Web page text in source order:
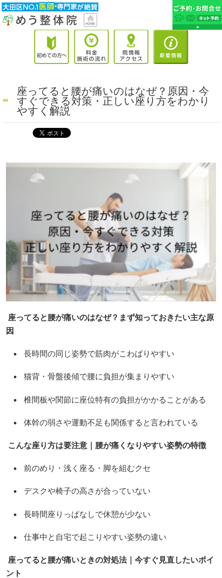
座ってると腰が痛いのはなぜ？原因・今
すぐできる対策・正しい座り方をわかり
やすく解説
座ってると腰が痛いのはなぜ？まず知っておきたい主な原
因
長時間の同じ姿勢で筋肉がこわばりやすい
猫背・骨盤後傾で腰に負担が集まりやすい
椎間板や関節に座位特有の負担がかかることがある
体幹の弱さや運動不足も関係すると言われている
こんな座り方は要注意｜腰が痛くなりやすい姿勢の特徴
前のめり・浅く座る・脚を組むクセ
デスクや椅子の高さが合っていない
長時間座りっぱなしで休憩が少ない
仕事中と自宅で起こりやすい姿勢の違い
座ってると腰が痛いときの対処法｜今すぐ見直したいポイ
ント